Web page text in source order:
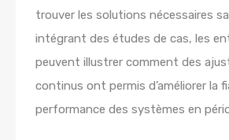
trouver les solutions nécessaires
intégrant des études de cas, les
peuvent illustrer comment des
continus ont permis d’améliorer la
performance des systèmes en